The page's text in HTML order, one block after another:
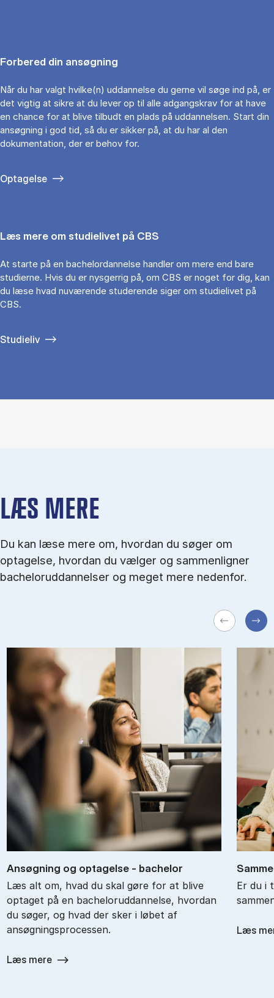
Forbered din ansøgning
Når du har valgt hvilke(n) uddannelse du gerne vil søge ind på, er
det vigtig at sikre at du lever op til alle adgangskrav for at have
en chance for at blive tilbudt en plads på uddannelsen. Start din
ansøgning i god tid, så du er sikker på, at du har al den
dokumentation, der er behov for.
Optagelse
Læs mere om studielivet på CBS
At starte på en bachelordannelse handler om mere end bare
studierne. Hvis du er nysgerrig på, om CBS er noget for dig, kan
du læse hvad nuværende studerende siger om studielivet på
CBS.
Studieliv
LÆS MERE
Du kan læse mere om, hvordan du søger om
optagelse, hvordan du vælger og sammenligner
bacheloruddannelser og meget mere nedenfor.
An­søg­ning og op­ta­gel­se - ba­chel­or
Læs alt om, hvad du skal gøre for at blive
optaget på en bacheloruddannelse, hvordan
du søger, og hvad der sker i løbet af
ansøgningsprocessen.
Læs mere
Er du i
Læs